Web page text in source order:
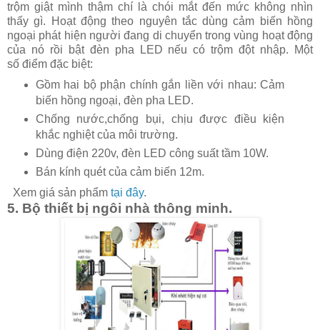
trộm giật mình thậm chí là chói mắt đến mức không nhìn
thấy gì. Hoạt động theo nguyên tắc dùng cảm biến hồng
ngoại phát hiện người đang di chuyển trong vùng hoạt động
của nó rồi bật đèn pha LED nếu có trộm đột nhập. Một
số điểm đặc biệt:
Gồm hai bộ phận chính gắn liền với nhau: Cảm
biến hồng ngoại, đèn pha LED.
Chống nước,chống bụi, chịu được điều kiện
khắc nghiệt của môi trường.
Dùng điện 220v, đèn LED công suất tầm 10W.
Bán kính quét của cảm biến 12m.
Xem giá sản phẩm tại đây.
5. Bộ thiết bị ngôi nhà thông minh.